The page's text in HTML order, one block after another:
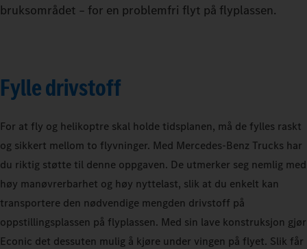
bruksområdet – for en problemfri flyt på flyplassen.
Fylle drivstoff
For at fly og helikoptre skal holde tidsplanen, må de fylles raskt
og sikkert mellom to flyvninger. Med Mercedes‑Benz Trucks har
du riktig støtte til denne oppgaven. De utmerker seg nemlig med
høy manøvrerbarhet og høy nyttelast, slik at du enkelt kan
transportere den nødvendige mengden drivstoff på
oppstillingsplassen på flyplassen. Med sin lave konstruksjon gjør
Econic det dessuten mulig å kjøre under vingen på flyet. Slik får